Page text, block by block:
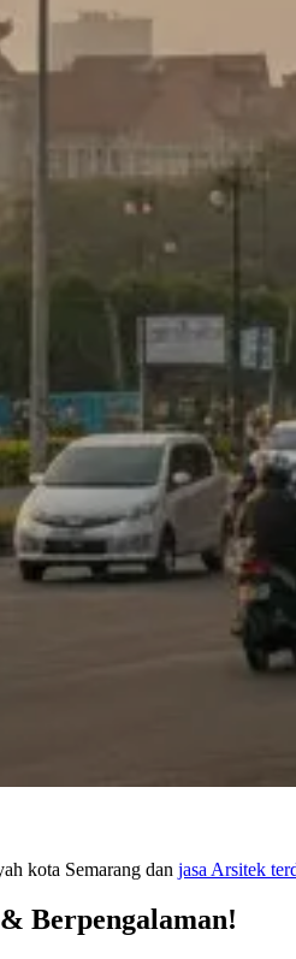
kota Semarang dan jasa Arsitek
Berpengalaman!